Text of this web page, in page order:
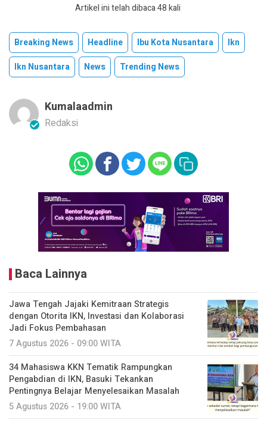
Artikel ini telah dibaca 48 kali
Breaking News Headline Ibu Kota Nusantara
Ikn
Ikn Nusantara
News Trending News
Kumalaadmin
Redaksi
Baca Lainnya
Jawa Tengah Jajaki Kemitraan Strategis
dengan Otorita IKN, Investasi dan Kolaborasi
Jadi Fokus Pembahasan
7 Agustus 2026 - 09:00 WITA
34 Mahasiswa KKN Tematik Rampungkan
Pengabdian di IKN, Basuki Tekankan
Pentingnya Belajar Menyelesaikan Masalah
5 Agustus 2026 - 19:00 WITA